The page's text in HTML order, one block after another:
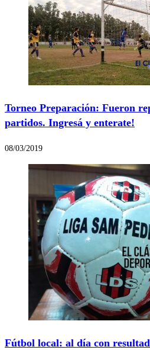
Torneo Preparación: Fueron
partidos. Ingresá y enterate!
08/03/2019
Fútbol local: al día con